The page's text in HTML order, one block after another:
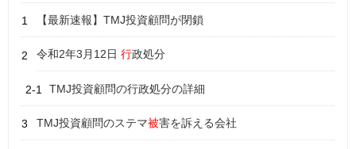
【最新速報】TMJ投資顧問が閉鎖
令和2年3月12日行政処分
TMJ投資顧問の行政処分の詳細
TMJ投資顧問のステマ被害を訴える会社